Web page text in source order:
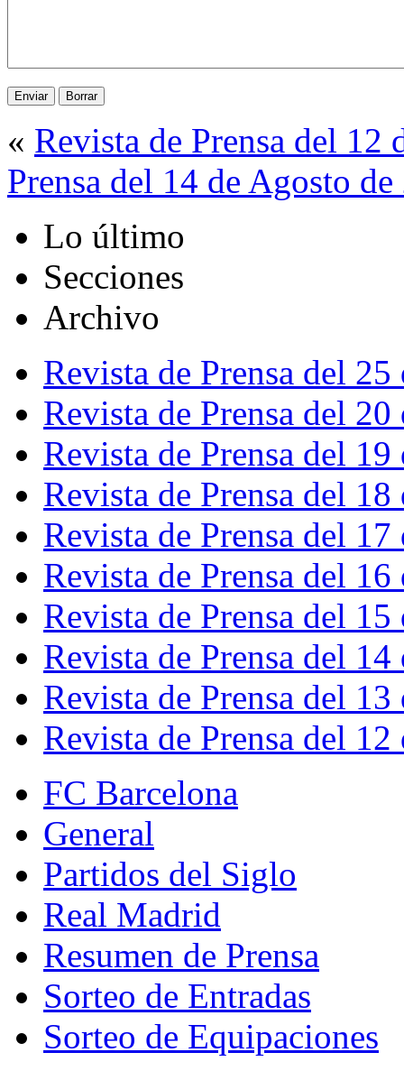
« Revista de Prensa del 12
Prensa del 14 de Agosto
Lo último
Secciones
Archivo
Revista de Prensa del
Revista de Prensa del
Revista de Prensa del
Revista de Prensa del
Revista de Prensa del
Revista de Prensa del
Revista de Prensa del
Revista de Prensa del
Revista de Prensa del
Revista de Prensa del
FC Barcelona
General
Partidos del Siglo
Real Madrid
Resumen de Prensa
Sorteo de Entradas
Sorteo de Equipaciones